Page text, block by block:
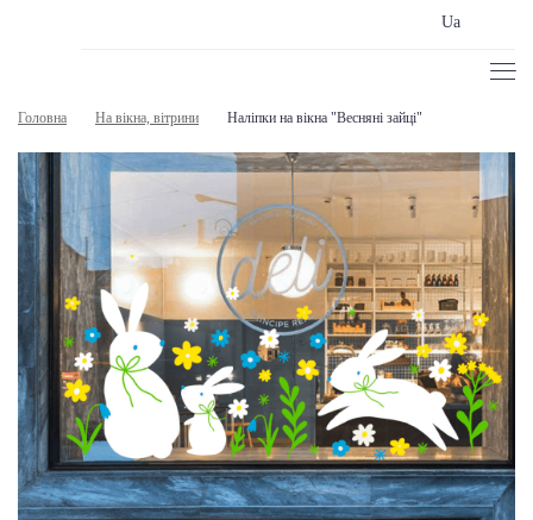
Ua
Головна На вікна, вітрини Наліпки на вікна "Весняні зайці"